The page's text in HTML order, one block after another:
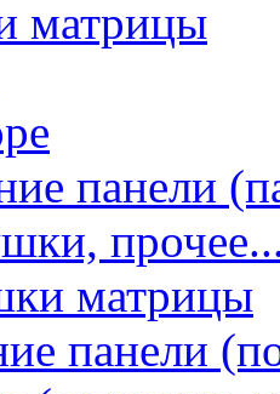
матрицы
панели
матрицы
панели